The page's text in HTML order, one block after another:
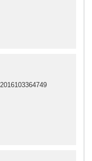
2016103364749